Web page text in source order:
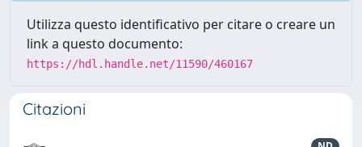
Utilizza questo identificativo per citare o creare un
link a questo documento:
https://hdl.handle.net/11590/460167
Citazioni